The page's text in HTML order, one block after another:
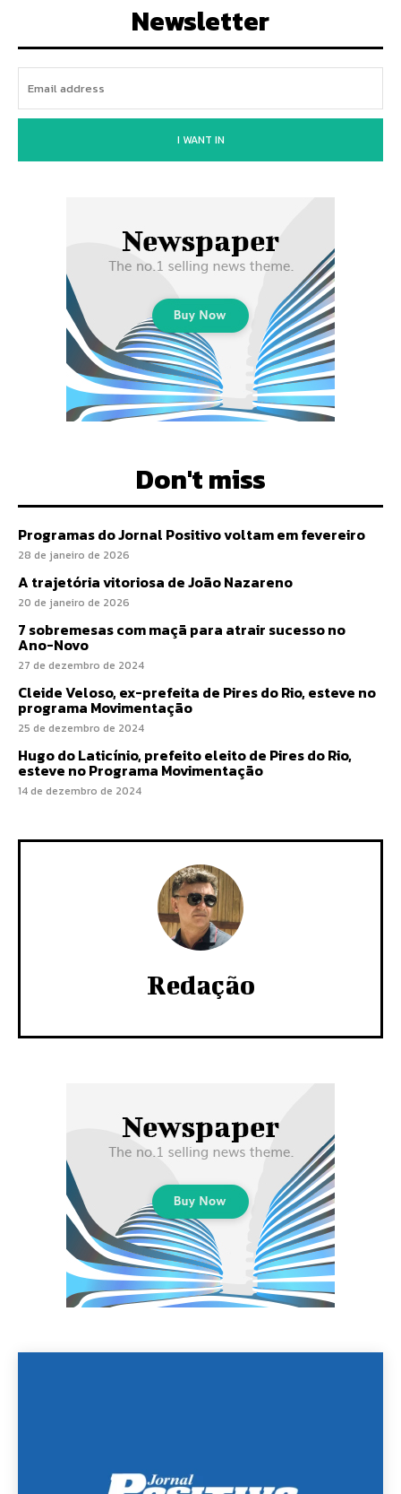
Newsletter
I WANT IN
Don't miss
Programas do Jornal Positivo voltam em fevereiro
28 de janeiro de 2026
A trajetória vitoriosa de João Nazareno
20 de janeiro de 2026
7 sobremesas com maçã para atrair sucesso no
Ano-Novo
27 de dezembro de 2024
Cleide Veloso, ex-prefeita de Pires do Rio, esteve no
programa Movimentação
25 de dezembro de 2024
Hugo do Laticínio, prefeito eleito de Pires do Rio,
esteve no Programa Movimentação
14 de dezembro de 2024
Redação